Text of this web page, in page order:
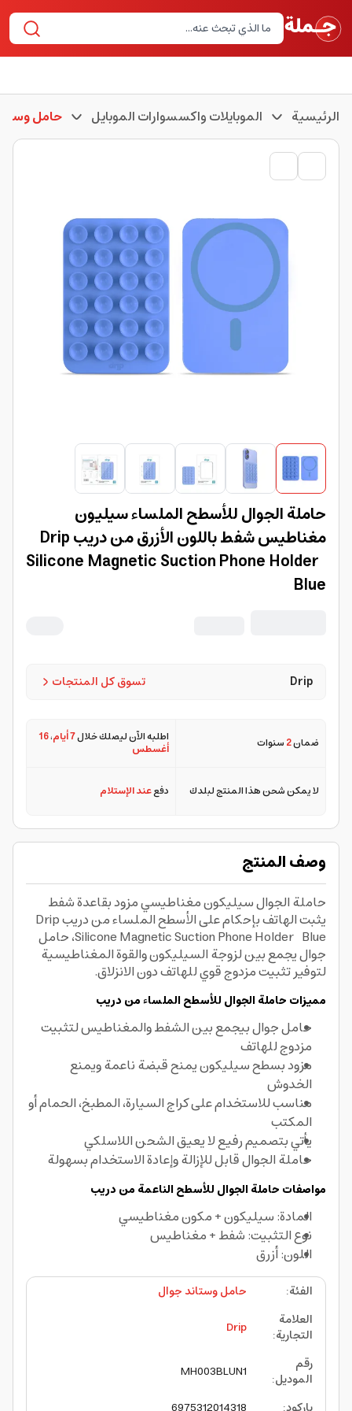
الرئيسية الموبايلات واكسسوارات الموبايل حامل
حاملة الجوال للأسطح الملساء سيليون
مغناطيس شفط باللون الأزرق من دريب Drip
Silicone Magnetic Suction Phone Holder
Blue
تسوق كل المنتجات Drip
ضمان2سنوات اطلبه الآن ليصلك خلال7 أيام ،16
أغسطس
لا يمكن شحن هذا المنتج لبلدك دفععند الإستلام
وصف المنتج
حاملة الجوال سيليكون مغناطيسي مزود بقاعدة شفط
يثبت الهاتف بإحكام على الأسطح الملساء من دريب Drip
Silicone Magnetic Suction Phone Holder Blue، حامل
جوال يجمع بين لزوجة السيليكون والقوة المغناطيسية
لتوفير تثبيت مزدوج قوي للهاتف دون الانزلاق.
مميزات حاملة الجوال للأسطح الملساء من دريب
حامل جوال بيجمع بين الشفط والمغناطيس لتثبيت
مزدوج للهاتف
مزود بسطح سيليكون يمنح قبضة ناعمة ويمنع
الخدوش
مناسب للاستخدام على كراج السيارة، المطبخ، الحمام أو
المكتب
يأتي بتصميم رفيع لا يعيق الشحن اللاسلكي
حاملة الجوال قابل للإزالة وإعادة الاستخدام بسهولة
مواصفات حاملة الجوال للأسطح الناعمة من دريب
المادة: سيليكون + مكون مغناطيسي
نوع التثبيت: شفط + مغناطيس
اللون: أزرق
الفئة:
حامل وستاند جوال
العلامة
التجارية:
Drip
رقم
الموديل:
MH003BLUN1